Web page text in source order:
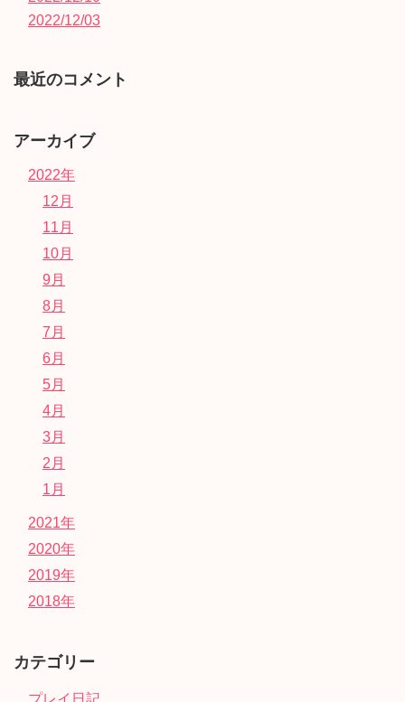
2022/12/03
最近のコメント
アーカイブ
2022年
12月
11月
10月
9月
8月
7月
6月
5月
4月
3月
2月
1月
2021年
2020年
2019年
2018年
カテゴリー
プレイ日記